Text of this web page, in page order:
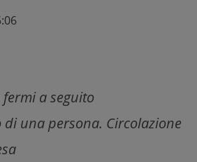
a seguito
una persona. Circolazione